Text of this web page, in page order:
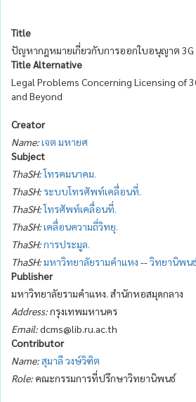
Title
ปัญหากฎหมายเกี่ยวกับการออกใบอนุญาต 3G
Title Alternative
Legal Problems Concerning Licensing of
and Beyond
Creator
Name:เจต มหายศ
Subject
ThaSH:โทรคมนาคม.
ThaSH: ระบบโทรศัพท์เคลื่อนที่.
ThaSH:โทรศัพท์เคลื่อนที่.
ThaSH:เคลื่อนความถี่วิทยุ.
ThaSH:การประมูล.
ThaSH:มหาวิทยาลัยรามคำแหง --วิทยานิพน
Publisher
มหาวิทยาลัยรามคำแหง. สำนักหอสมุดกลาง
Address:กรุงเทพมหานคร
Email:dcms@lib.ru.ac.th
Contributor
Name:สุมาลี วงษ์วิฑิต
Role: คณะกรรมการที่ปรึกษาวิทยานิพนธ์